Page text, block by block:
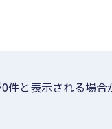
と表示される場合